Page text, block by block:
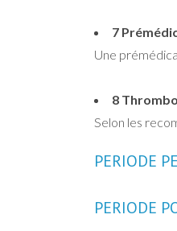
7
Une
8
Selon les
PERIODE
PERIODE